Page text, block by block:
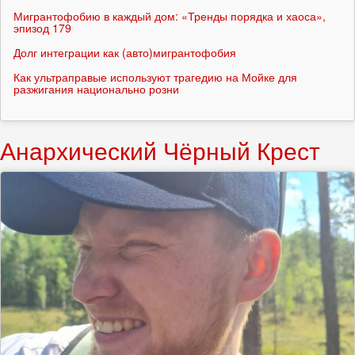
Мигрантофобию в каждый дом: «Тренды порядка и хаоса»,
эпизод 179
Долг интеграции как (авто)мигрантофобия
Как ультраправые используют трагедию на Мойке для
разжигания национально розни
Анархический Чёрный Крест